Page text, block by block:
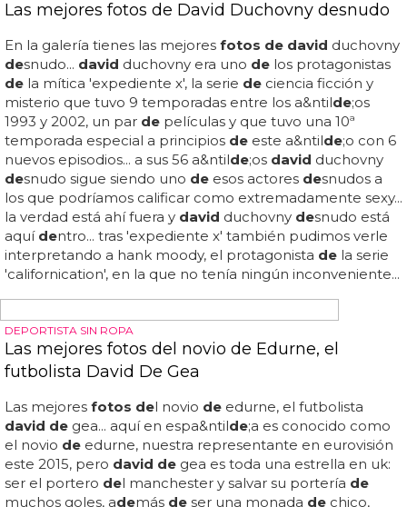
CANTANTES DESNUDOS
David Bustamante desnudo: las vacaciones en
Ibiza del cantante
¿recuerdas el torsode davidbustamantedesnudo en
este calendariode2013?... oye, ¡que más quisieras tener a
davidbustamantedesnudo para ti! en la galería
recordamosfotos desu cuerpazo en otros veranos y
morenodela camiseta, pero
abdominales ya mucho menos que anta&ntilde;o... es
innegable que la imagende david
primera ediciónde 'operación triunfo'... en los últimos
a&ntilde;os el cantante de'no soy un superman' se puso
a tope con el gimnasio hasta conseguir un torso
escultural del que presumir cada verano en la playa o en
sesiones...